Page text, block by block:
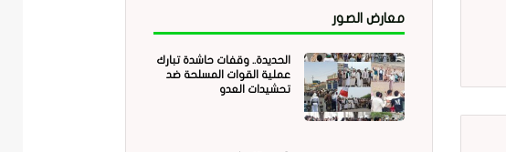
معارض الصور
الحديدة.. وقفات حاشدة تبارك
عملية القوات المسلحة ضد
تحشيدات العدو